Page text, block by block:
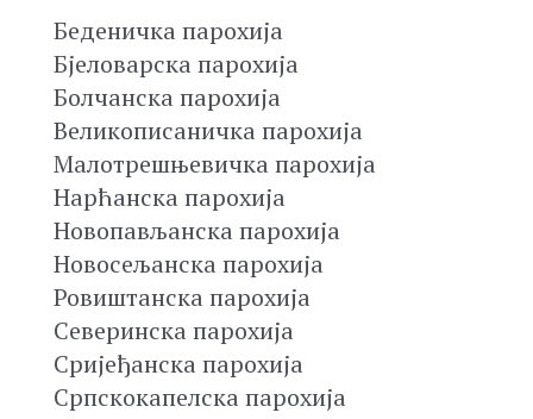
Беденичка парохија
Бјеловарска парохија
Болчанска парохија
Великописаничка парохија
Малотрешњевичка парохија
Нарћанска парохија
Новопављанска парохија
Новосељанска парохија
Ровиштанска парохија
Северинска парохија
Сријеђанска парохија
Српскокапелска парохија